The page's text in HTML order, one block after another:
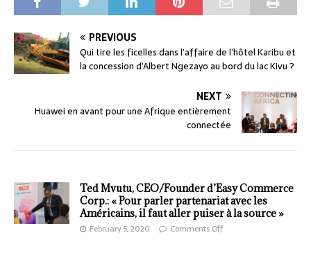
PREVIOUS
Qui tire les ficelles dans l’affaire de l’hôtel Karibu et
la concession d’Albert Ngezayo au bord du lac Kivu ?
NEXT
Huawei en avant pour une Afrique entièrement
connectée
Ted Mvutu, CEO/Founder d’Easy Commerce
Corp.: « Pour parler partenariat avec les
Américains, il faut aller puiser à la source »
February 5, 2020 Comments Off